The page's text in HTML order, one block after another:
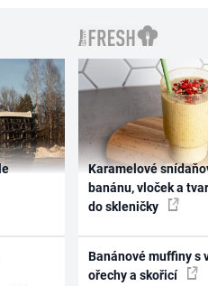
Karamelové
banánu, vloček a
do skleničky
Banánové muffiny s
ořechy a skořicí